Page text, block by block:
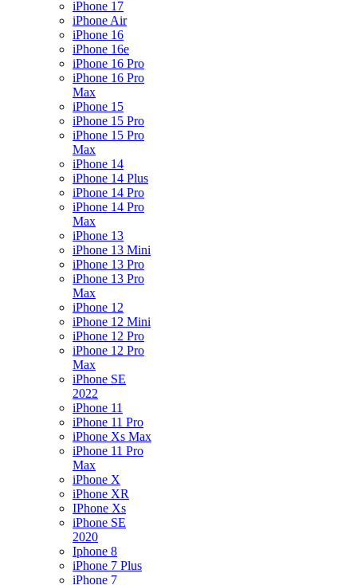
iPhone 17
iPhone Air
iPhone 16
iPhone 16e
iPhone 16 Pro
iPhone 16 Pro
Max
iPhone 15
iPhone 15 Pro
iPhone 15 Pro
Max
iPhone 14
iPhone 14 Plus
iPhone 14 Pro
iPhone 14 Pro
Max
iPhone 13
iPhone 13 Mini
iPhone 13 Pro
iPhone 13 Pro
Max
iPhone 12
iPhone 12 Mini
iPhone 12 Pro
iPhone 12 Pro
Max
iPhone SE
2022
iPhone 11
iPhone 11 Pro
iPhone Xs Max
iPhone 11 Pro
Max
iPhone X
iPhone XR
IPhone Xs
iPhone SE
2020
Iphone 8
iPhone 7 Plus
iPhone 7